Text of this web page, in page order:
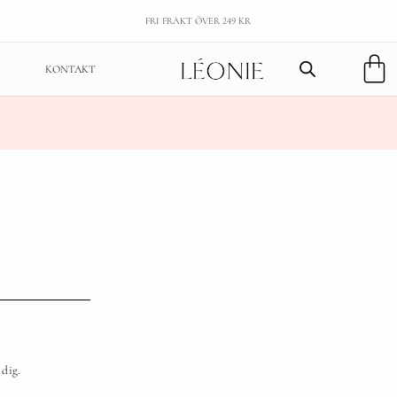
FRI FRAKT ÖVER 249 KR
KONTAKT